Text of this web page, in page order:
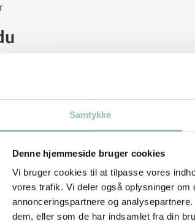
Samtykke
Denne hjemmeside bruger cookies
Vi bruger cookies til at tilpasse vores
vores trafik. Vi deler også oplysninger
annonceringspartnere og
dem, eller som de har indsamlet fra din
pande.
panden og steg spejlæg.
på en brødrister.
æg, bacon, tomat i skiver og
brødskiver løst over.